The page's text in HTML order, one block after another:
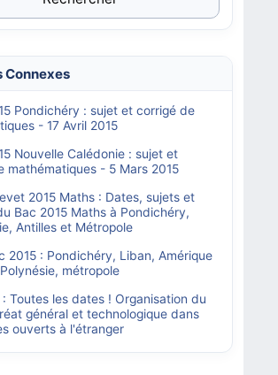
Connexes
Pondichéry : sujet et corrigé de
- 17 Avril 2015
Nouvelle Calédonie : sujet et
mathématiques - 5 Mars 2015
2015 Maths : Dates, sujets et
Bac 2015 Maths à Pondichéry,
Antilles et Métropole
2015 : Pondichéry, Liban, Amérique
métropole
: Toutes les dates ! Organisation du
général et technologique dans
ouverts à l'étranger